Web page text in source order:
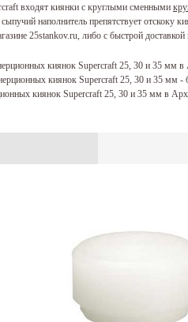
входят киянки с круглыми сменными
наполнитель препятствует отскоку
25stankov.ru, либо с быстрой
киянок Supercraft 25, 30 и 35 мм
киянок Supercraft 25, 30 и 35 мм -
киянок Supercraft 25, 30 и 35 мм в